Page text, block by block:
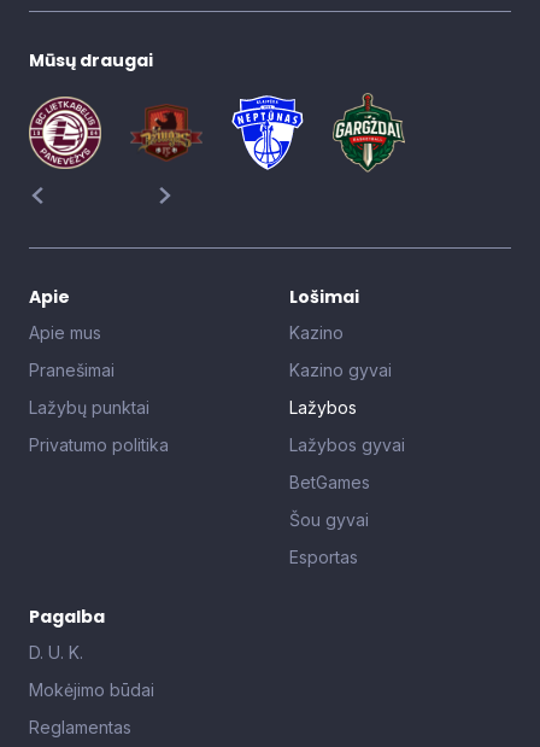
Mūsų draugai
Apie
Apie mus
Pranešimai
Lažybų punktai
Privatumo politika
Lošimai
Kazino
Kazino gyvai
Lažybos
Lažybos gyvai
BetGames
Šou gyvai
Esportas
Pagalba
D. U. K.
Mokėjimo būdai
Reglamentas